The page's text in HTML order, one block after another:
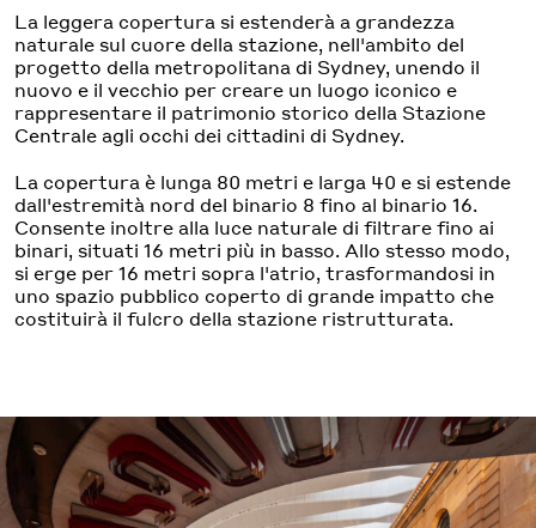
La leggera copertura si estenderà a grandezza
naturale sul cuore della stazione, nell'ambito del
progetto della metropolitana di Sydney, unendo il
nuovo e il vecchio per creare un luogo iconico e
rappresentare il patrimonio storico della Stazione
Centrale agli occhi dei cittadini di Sydney.
La copertura è lunga 80 metri e larga 40 e si estende
dall'estremità nord del binario 8 fino al binario 16.
Consente inoltre alla luce naturale di filtrare fino ai
binari, situati 16 metri più in basso. Allo stesso modo,
si erge per 16 metri sopra l'atrio, trasformandosi in
uno spazio pubblico coperto di grande impatto che
costituirà il fulcro della stazione ristrutturata.